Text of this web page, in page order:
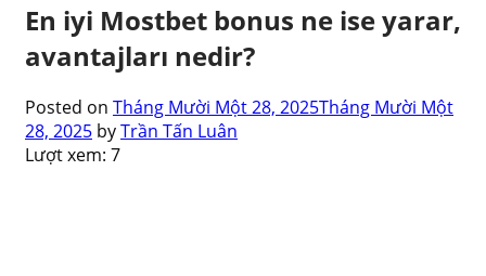
En iyi Mostbet bonus ne ise yarar,
avantajları nedir?
Posted on Tháng Mười Một 28, 2025Tháng Mười Một
28, 2025 byTrần Tấn Luân
Lượt xem: 7